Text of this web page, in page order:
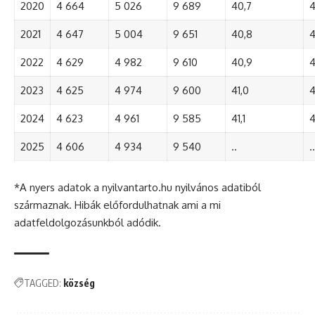
2020 4 664 5 026 9 689 40,7
2021 4 647 5 004 9 651 40,8
2022 4 629 4 982 9 610 40,9
2023 4 625 4 974 9 600 41,0
2024 4 623 4 961 9 585 41,1
2025 4 606 4 934 9 540 .. ..
*A nyers adatok a nyilvantarto.hu nyilvános adatiból
származnak. Hibák előfordulhatnak ami a mi
adatfeldolgozásunkból adódik.
TAGGED: község